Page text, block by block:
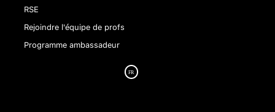
RSE
Rejoindre l'équipe de profs
Programme ambassadeur